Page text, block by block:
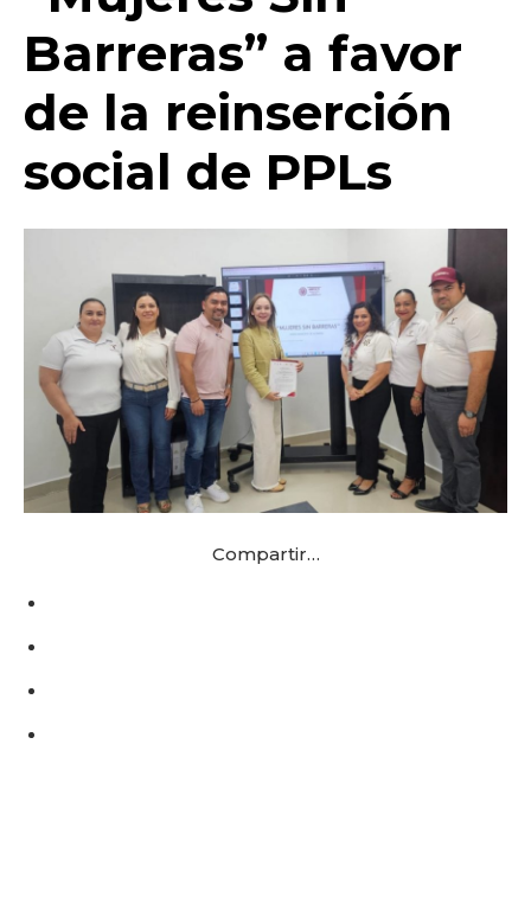
k
Barreras” a favor
de la reinserción
social de PPLs
Compartir…